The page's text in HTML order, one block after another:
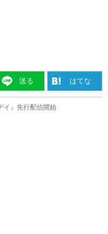
送る はてな
イ』先行配信開始